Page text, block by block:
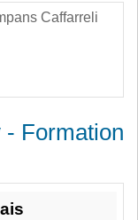
Caffarreli
- Formation